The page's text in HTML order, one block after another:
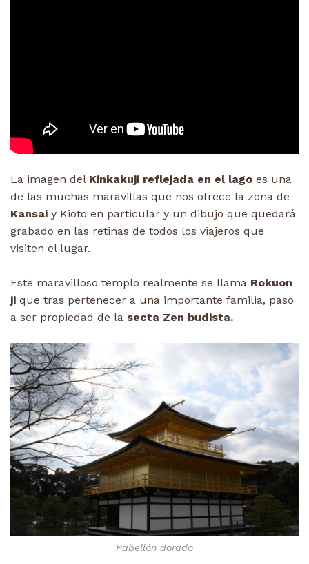
La imagen del Kinkakuji reflejada en el lago es una
de las muchas maravillas que nos ofrece la zona de
Kansai y Kioto en particular y un dibujo que quedará
grabado en las retinas de todos los viajeros que
visiten el lugar.
Este maravilloso templo realmente se llama Rokuon
ji que tras pertenecer a una importante familia, paso
a ser propiedad de la secta Zen budista.
Pabellón dorado